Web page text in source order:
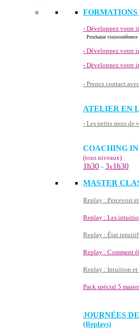
- Développez votre
Prochaine
- Développez votre
- Développez votre
- Prenez contact
ATELIER EN
- Les petits mots de
COACHING
(tous niveaux)
1h30 - 3x1h30
MASTER
Replay : Percevoir
Replay : Les
Replay : État
Replay : Comment
Replay : Intuition
Pack spécial 5
JOURNÉES
(Replays)